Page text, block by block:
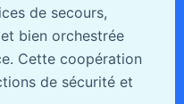
de secours,
bien orchestrée
Cette coopération
de sécurité et